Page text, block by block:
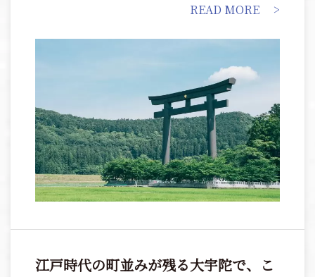
地の霊場と参詣道」としてユネスコ世界遺産に登録さ
れ、現在も、参拝はもちろんトレッキングルートとし
READ MORE
江戸時代の町並みが残る大宇陀で、こ